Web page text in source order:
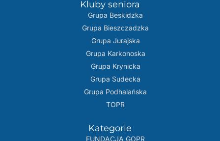
Kluby seniora
Grupa Beskidzka​
Grupa Bieszczadzka
Grupa Jurajska
Grupa Karkonoska
Grupa Krynicka
Grupa Sudecka
Grupa Podhalańska
TOPR
Kategorie
FUNDACJA GOPR